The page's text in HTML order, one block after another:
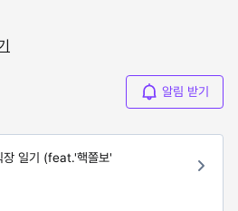
알림 받기
장 일기 (feat.'핵쫄보'